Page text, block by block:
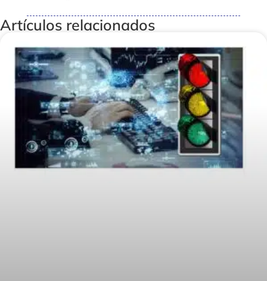
Artículos relacionados